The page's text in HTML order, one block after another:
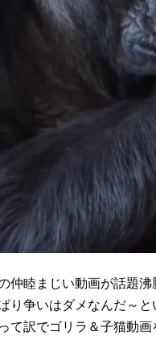
仲睦まじい動画が話題
り争いはダメなんだ～と
て訳でゴリラ＆子猫動